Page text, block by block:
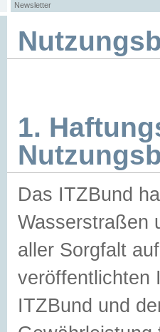
Newsletter
1.
Das ITZBund
Wasserstraßen
aller Sorgfalt
veröffentlichten
ITZBund und